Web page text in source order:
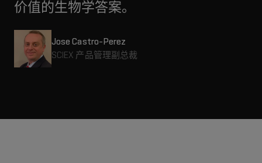
价值的生物学答案。
Jose Castro-Perez
SCIEX 产品管理副总裁